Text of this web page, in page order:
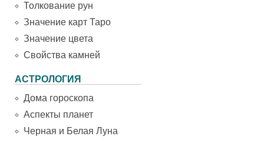
Толкование рун
Значение карт Таро
Значение цвета
Свойства камней
АСТРОЛОГИЯ
Дома гороскопа
Аспекты планет
Черная и Белая Луна